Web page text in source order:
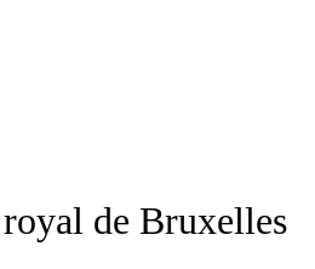
de Bruxelles